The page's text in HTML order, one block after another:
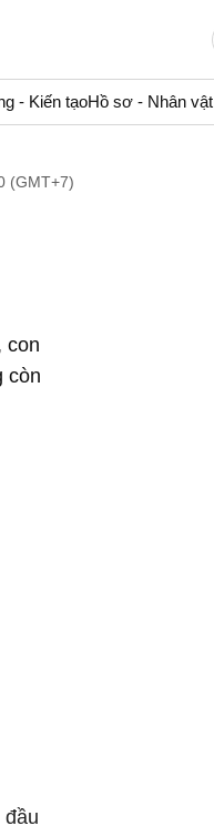
- Kiến tạoHồ sơ - Nhân vật
(GMT+7)
con
còn
đầu